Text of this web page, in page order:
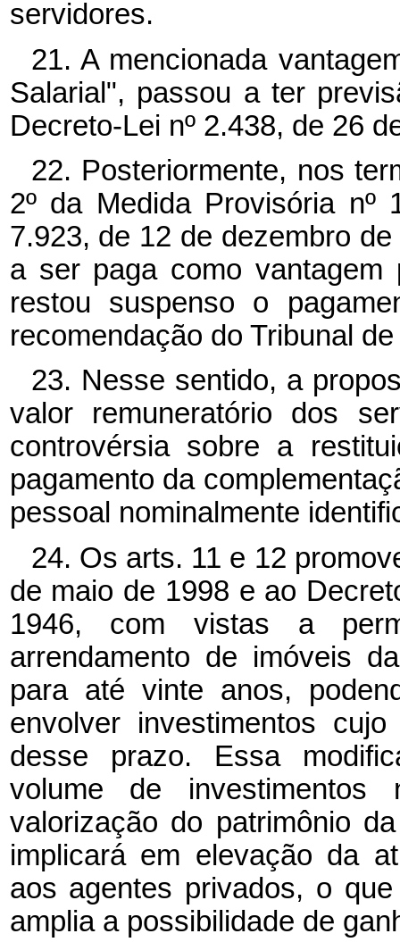
servidores.
21. A mencionada
Salarial", passou a ter
Decreto-Lei nº 2.438, de 26
22. Posteriormente, nos
2º da Medida Provisória nº
7.923, de 12 de dezembro
a ser paga como vantagem
restou suspenso o
recomendação do Tribunal
23. Nesse sentido, a
valor remuneratório dos
controvérsia sobre a
pagamento da
pessoal nominalmente
24. Os arts. 11 e 12
de maio de 1998 e ao
1946, com vistas a
arrendamento de imóveis
para até vinte anos,
envolver investimentos
desse prazo. Essa
volume de investimentos
valorização do patrimônio
implicará em elevação da
aos agentes privados, o
amplia a possibilidade de